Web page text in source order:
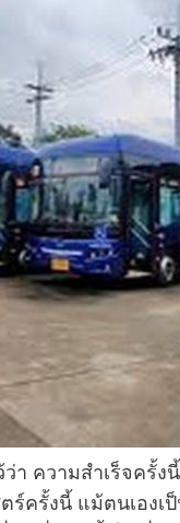
า ความสำเร็จครั้ง
ครั้งนี้ แม้ตนเองเป็